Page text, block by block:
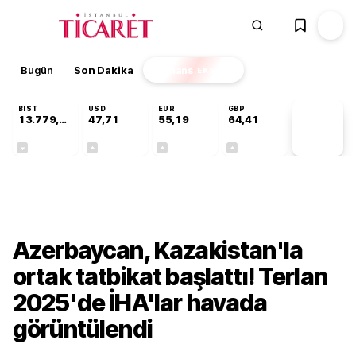
Bugün Son Dakika Finans EKSTRA
BIST
13.779,39
USD
47,71
EUR
55,19
GBP
64,41
Azerbaycan, Kazakistan'la
ortak tatbikat başlattı! Terlan
2025'de İHA'lar havada
görüntülendi